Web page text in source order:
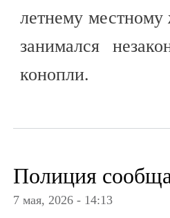
летнему
занимался
конопли.
Полиция
7 мая, 2026 - 14:13